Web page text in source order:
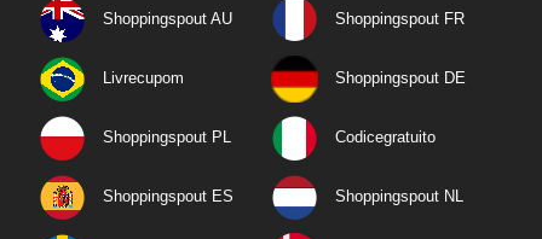
Shoppingspout AU Shoppingspout FR
Livrecupom Shoppingspout DE
Shoppingspout PL Codicegratuito
Shoppingspout ES Shoppingspout NL